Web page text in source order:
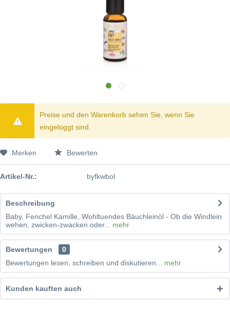
Preise und den Warenkorb sehen Sie, wenn Sie
eingeloggt sind.
Merken Bewerten
Artikel-Nr.: byfkwbol
Beschreibung
Baby, Fenchel Kamille, Wohltuendes Bäuchleinöl - Ob die Windlein
wehen, zwicken-zwacken oder... mehr
Bewertungen
0
Bewertungen lesen, schreiben und diskutieren... mehr
Kunden kauften auch